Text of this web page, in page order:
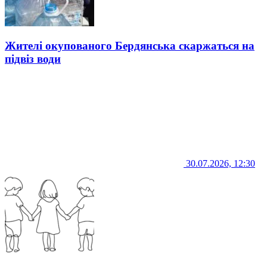
Жителі окупованого Бердянська скаржаться на
підвіз води
30.07.2026, 12:30